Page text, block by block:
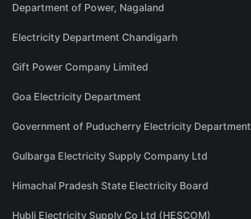
Department of Power, Nagaland
Electricity Department Chandigarh
Gift Power Company Limited
Goa Electricity Department
Government of Puducherry Electricity Department
Gulbarga Electricity Supply Company Ltd
Himachal Pradesh State Electricity Board
Hubli Electricity Supply Co Ltd (HESCOM)